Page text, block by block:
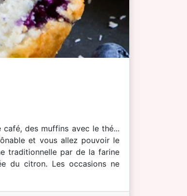
des muffins avec le thé...
et vous allez pouvoir le
traditionnelle par de la farine
du citron. Les occasions ne